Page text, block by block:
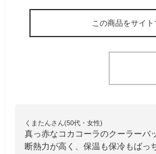
この商品をサイ
くまたんさん(50代・女性)
真っ赤なコカコーラのクーラーバ
断熱力が高く、保温も保冷もばっ